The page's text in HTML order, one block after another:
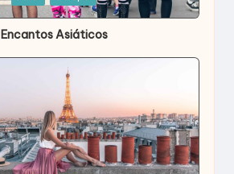
Encantos Asiáticos